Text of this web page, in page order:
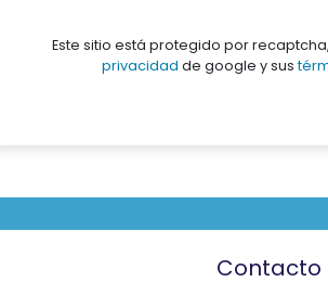
Este sitio está protegido por
privacidad de google y sus
Contacto